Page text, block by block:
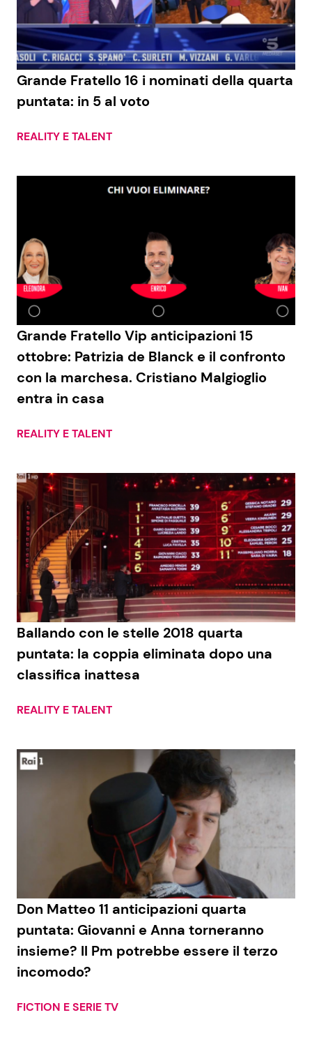
Economia
Persone Scomparse
Fiction e Serie TV
Programmi TV
ShowBiz
News Musica
News Spettacolo
Social News
Benessere
Casa
News benessere
Salute
Viaggi e Turismo
Festività
Cucina e Ricette
Consigli di Cucina
Primi Piatti
Ricette Facili e Veloci
Ricette Feste
Ricette per Bambini
Seguici
Info
Disclaimer e Privacy
Pubblicità
Privacy Policy
Grande Fratello 16 i nominati della quarta
puntata: in 5 al voto
REALITY E TALENT
Grande Fratello Vip anticipazioni 15
ottobre: Patrizia de Blanck e il confronto
con la marchesa. Cristiano Malgioglio
entra in casa
REALITY E TALENT
Ballando con le stelle 2018 quarta
puntata: la coppia eliminata dopo una
classifica inattesa
REALITY E TALENT
Don Matteo 11 anticipazioni quarta
puntata: Giovanni e Anna torneranno
insieme? Il Pm potrebbe essere il terzo
incomodo?
FICTION E SERIE TV